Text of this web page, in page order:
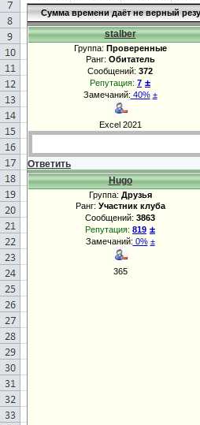
Сумма времени даёт не верный
stalber
Группа: Проверенные
Ранг: Обитатель
Сообщений: 372
Репутация: 7 ±
Замечаний: 40% ±
Excel 2021
Ответить
Hugo
Группа: Друзья
Ранг: Участник клуба
Сообщений: 3863
Репутация: 819 ±
Замечаний: 0% ±
365